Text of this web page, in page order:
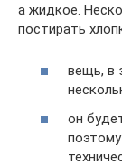
а жидкое.
постирать
вещь, в
он